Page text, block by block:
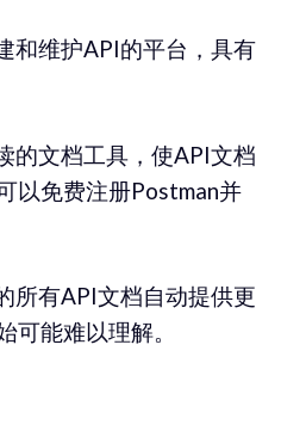
和维护API的平台，具有
的文档工具，使API文档
以免费注册Postman并
所有API文档自动提供更
可能难以理解。